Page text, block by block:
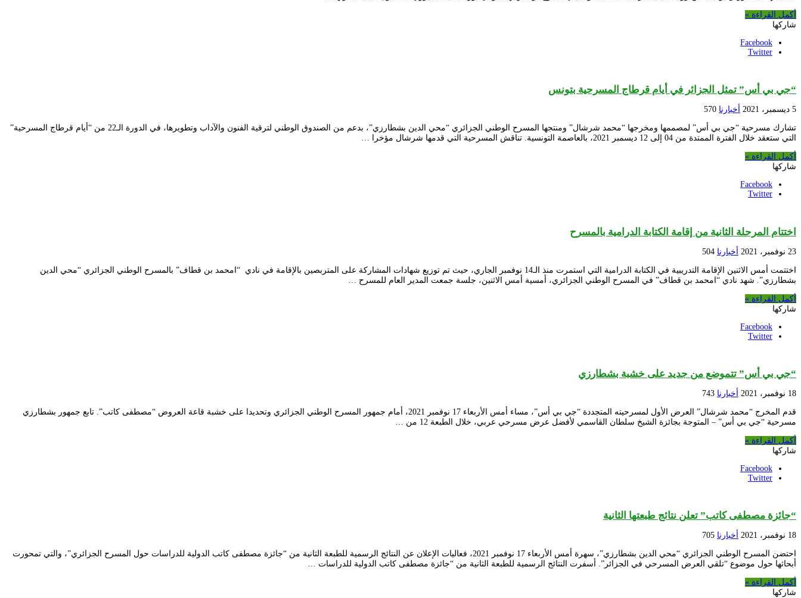
أكمل القراءة »
شاركها
Facebook
Twitter
“جي بي أس” تمثل الجزائر في أيام قرطاج المسرحية بتونس
5 ديسمبر، 2021 أخبارنا 570
تشارك مسرحية “جي بي أس” لمصممها ومخرجها “محمد شرشال” ومنتجها المسرح الوطني الجزائري “محي الدين بشطارزي”، بدعم من الصندوق الوطني لترقية الفنون والآداب وتطويرها، في الدورة الـ22 من “أيام قرطاج المسرحية”
التي ستعقد خلال الفترة الممتدة من 04 إلى 12 ديسمبر 2021، بالعاصمة التونسية. تناقش المسرحية التي قدمها شرشال مؤخرا …
أكمل القراءة »
شاركها
Facebook
Twitter
اختتام المرحلة الثانية من إقامة الكتابة الدرامية بالمسرح
23 نوفمبر، 2021 أخبارنا 504
اختتمت أمس الاثنين الإقامة التدريبية في الكتابة الدرامية التي استمرت منذ الـ14 نوفمبر الجاري، حيث تم توزيع شهادات المشاركة على المتربصين بالإقامة في نادي “امحمد بن قطاف” بالمسرح الوطني الجزائري “محي الدين
بشطارزي”. شهد نادي “امحمد بن قطاف” في المسرح الوطني الجزائري، أمسية أمس الاثنين، جلسة جمعت المدير العام للمسرح …
أكمل القراءة »
شاركها
Facebook
Twitter
“جي بي أس” تتموضع من جديد على خشبة بشطارزي
18 نوفمبر، 2021 أخبارنا 743
قدم المخرج “محمد شرشال” العرض الأول لمسرحيته المتجددة “جي بي أس”، مساء أمس الأربعاء 17 نوفمبر 2021، أمام جمهور المسرح الوطني الجزائري وتحديدا على خشبة قاعة العروض “مصطفى كاتب”. تابع جمهور بشطارزي
مسرحية “جي بي أس” – المتوجة بجائزة الشيخ سلطان القاسمي لأفضل عرض مسرحي عربي، خلال الطبعة 12 من …
أكمل القراءة »
شاركها
Facebook
Twitter
“جائزة مصطفى كاتب” تعلن نتائج طبعتها الثانية
18 نوفمبر، 2021 أخبارنا 705
احتضن المسرح الوطني الجزائري “محي الدين بشطارزي”، سهرة أمس الأربعاء 17 نوفمبر 2021، فعاليات الإعلان عن النتائج الرسمية للطبعة الثانية من “جائزة مصطفى كاتب الدولية للدراسات حول المسرح الجزائري”، والتي تمحورت
أبحاثها حول موضوع “تلقي العرض المسرحي في الجزائر”. أسفرت النتائج الرسمية للطبعة الثانية من “جائزة مصطفى كاتب الدولية للدراسات …
أكمل القراءة »
شاركها